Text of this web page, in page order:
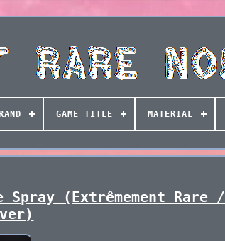
GAME TITLE MATERIAL
(Extrêmement Rare /